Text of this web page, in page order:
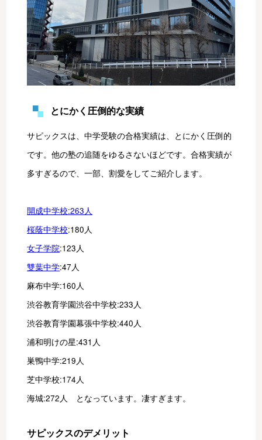
とにかく圧倒的な実績
サピックスは、中学受験の合格実績は、とにかく圧倒的
です。他の塾の追随をゆるさないほどです。合格実績が
多すぎるので、一部、割愛をしてご紹介します。
開成中学校:263人
桜蔭中学校:180人
女子学院:123人
雙葉中学:47人
麻布中学:160人
渋谷教育学園渋谷中学校:233人
渋谷教育学園幕張中学校:440人
浦和明けの星:431人
巣鴨中学:219人
芝中学校:174人
海城:272人　となっています。凄すぎます。
サピックスのデメリット